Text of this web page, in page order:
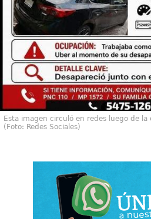
Esta imagen circuló en redes luego de
(Foto: Redes Sociales)